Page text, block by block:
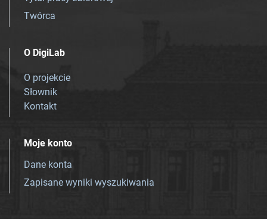
Twórca
O DigiLab
O projekcie
Słownik
Kontakt
Moje konto
Dane konta
Zapisane wyniki wyszukiwania